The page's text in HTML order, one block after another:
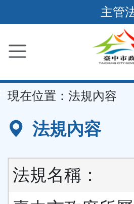
到
要
容
區
主管
現在位置： 法規內容
法規內容
法規名稱：